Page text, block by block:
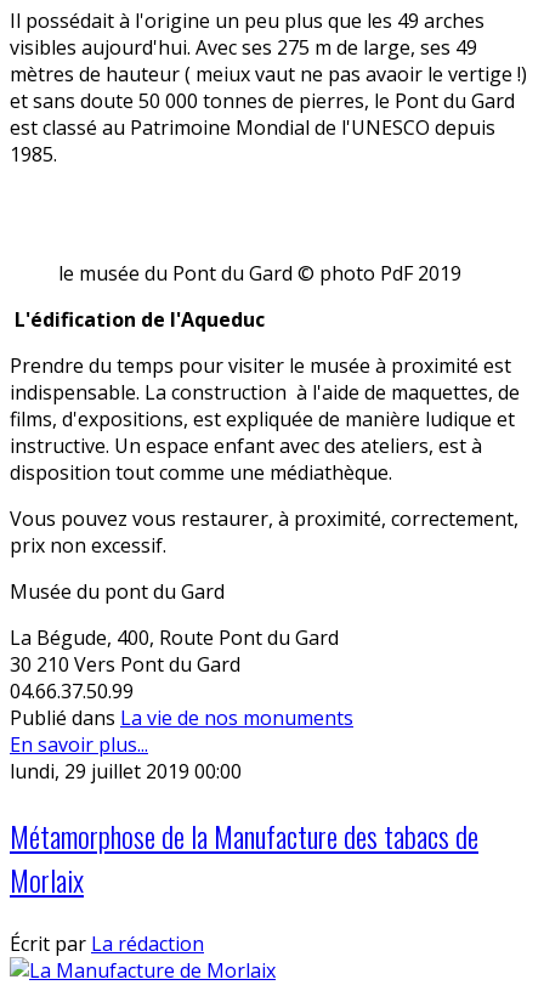
Il possédait à l'origine un peu plus que les 49 arches
visibles aujourd'hui. Avec ses 275 m de large, ses 49
mètres de hauteur ( meiux vaut ne pas avaoir le vertige !)
et sans doute 50 000 tonnes de pierres, le Pont du Gard
est classé au Patrimoine Mondial de l'UNESCO depuis
1985.
le musée du Pont du Gard © photo PdF 2019
L'édification de l'Aqueduc
Prendre du temps pour visiter le musée à proximité est
indispensable. La construction à l'aide de maquettes, de
films, d'expositions, est expliquée de manière ludique et
instructive. Un espace enfant avec des ateliers, est à
disposition tout comme une médiathèque.
Vous pouvez vous restaurer, à proximité, correctement,
prix non excessif.
Musée du pont du Gard
La Bégude, 400, Route Pont du Gard
30 210 Vers Pont du Gard
04.66.37.50.99
Publié dans La vie de nos monuments
En savoir plus...
lundi, 29 juillet 2019 00:00
Métamorphose de la Manufacture des tabacs de
Morlaix
Écrit par La rédaction